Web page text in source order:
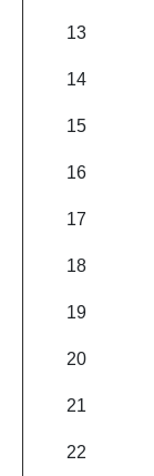
13
14
15
16
17
18
19
20
21
22